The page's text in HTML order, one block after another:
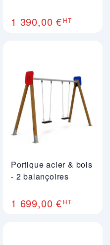
1 390,00 € HT
Portique acier & bois
- 2 balançoires
1 699,00 € HT